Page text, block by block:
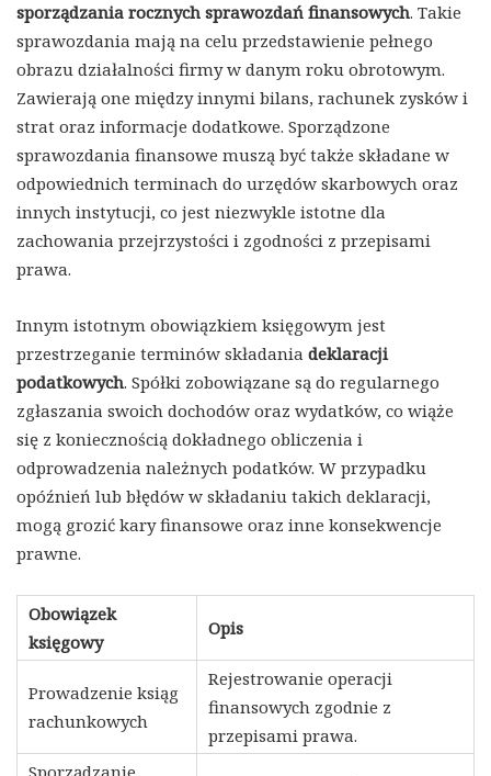
sporządzania rocznych sprawozdań finansowych. Takie
sprawozdania mają na celu przedstawienie pełnego
obrazu działalności firmy w danym roku obrotowym.
Zawierają one między innymi bilans, rachunek zysków i
strat oraz informacje dodatkowe. Sporządzone
sprawozdania finansowe muszą być także składane w
odpowiednich terminach do urzędów skarbowych oraz
innych instytucji, co jest niezwykle istotne dla
zachowania przejrzystości i zgodności z przepisami
prawa.
Innym istotnym obowiązkiem księgowym jest
przestrzeganie terminów składania deklaracji
podatkowych. Spółki zobowiązane są do regularnego
zgłaszania swoich dochodów oraz wydatków, co wiąże
się z koniecznością dokładnego obliczenia i
odprowadzenia należnych podatków. W przypadku
opóźnień lub błędów w składaniu takich deklaracji,
mogą grozić kary finansowe oraz inne konsekwencje
prawne.
Obowiązek
księgowy
Opis
Prowadzenie ksiąg
rachunkowych
Rejestrowanie operacji
finansowych zgodnie z
przepisami prawa.